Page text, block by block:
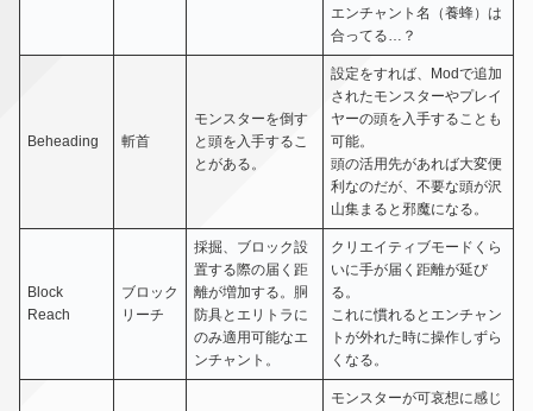
エンチャント名（養蜂）は
合ってる…？
Beheading 斬首
モンスターを倒す
と頭を入手するこ
とがある。
設定をすれば、Modで追加
されたモンスターやプレイ
ヤーの頭を入手することも
可能。
頭の活用先があれば大変便
利なのだが、不要な頭が沢
山集まると邪魔になる。
Block
Reach
ブロック
リーチ
採掘、ブロック設
置する際の届く距
離が増加する。胴
防具とエリトラに
のみ適用可能なエ
ンチャント。
クリエイティブモードくら
いに手が届く距離が延び
る。
これに慣れるとエンチャン
トが外れた時に操作しずら
くなる。
モンスターが可哀想に感じ